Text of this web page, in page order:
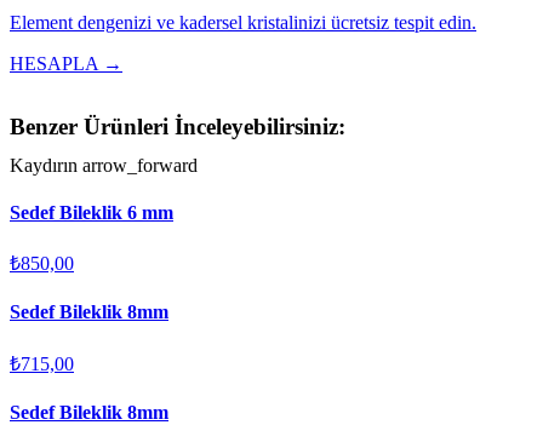
Element dengenizi ve kadersel kristalinizi ücretsiz tespit edin.
HESAPLA →
Benzer Ürünleri İnceleyebilirsiniz:
Kaydırın arrow_forward
Sedef Bileklik 6 mm
₺850,00
Sedef Bileklik 8mm
₺715,00
Sedef Bileklik 8mm